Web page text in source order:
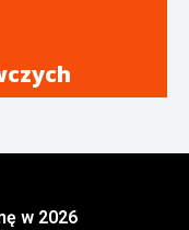
w 2026